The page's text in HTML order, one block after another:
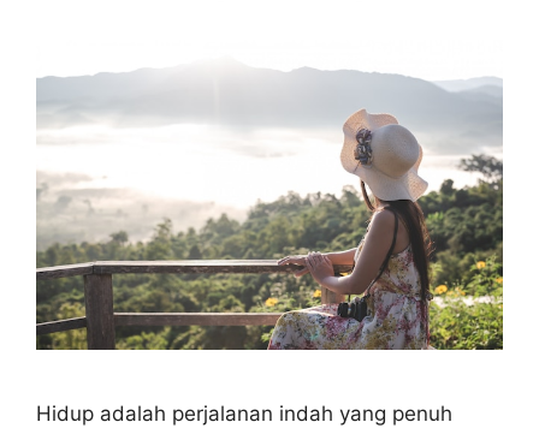
Hidup adalah perjalanan indah yang penuh